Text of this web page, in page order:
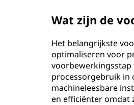
Wat zijn de
Het belangrijkste
optimaliseren voor
voorbewerkingsstap
processorgebruik in
machineleesbare
en efficiënter omdat